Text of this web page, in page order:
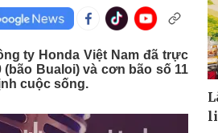
tô
máy
vấn
Doanh
Thông tin
Doanh
Doanh nhân
Vì cộng đồng
ty Honda Việt Nam đã trực
Bualoi) và cơn bão số 11
cuộc sống.